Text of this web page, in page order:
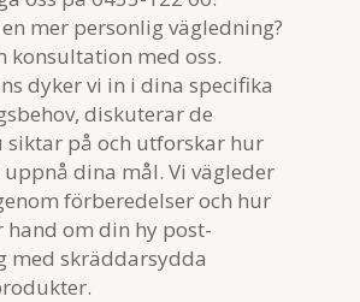
mer personlig vägledning?
konsultation med oss.
dyker vi in i dina specifika
diskuterar de
siktar på och utforskar hur
dina mål. Vi vägleder
förberedelser och hur
om din hy post-
med skräddarsydda